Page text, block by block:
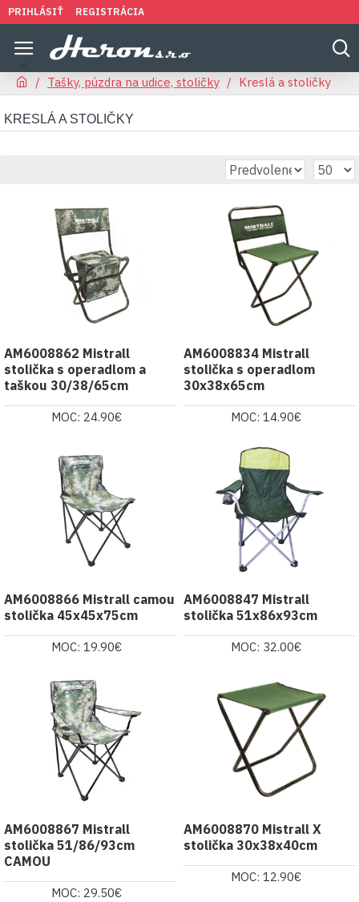
PRIHLÁSIŤ REGISTRÁCIA
Tašky, púzdra na udice, stoličky Kreslá a stoličky
KRESLÁ A STOLIČKY
AM6008862 Mistrall
stolička s operadlom a
taškou 30/38/65cm
MOC: 24.90€
AM6008834 Mistrall
stolička s operadlom
30x38x65cm
MOC: 14.90€
AM6008866 Mistrall camou
stolička 45x45x75cm
MOC: 19.90€
AM6008847 Mistrall
stolička 51x86x93cm
MOC: 32.00€
AM6008867 Mistrall
stolička 51/86/93cm
CAMOU
MOC: 29.50€
AM6008870 Mistrall X
stolička 30x38x40cm
MOC: 12.90€